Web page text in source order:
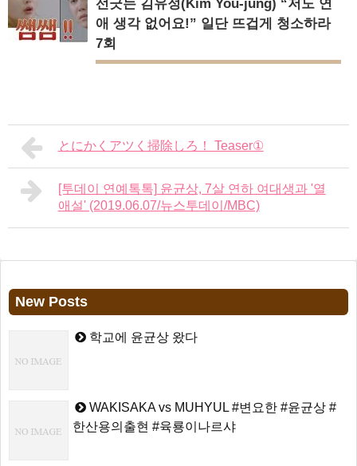
선긋는 김유정(Kim You-jung) “저도 연
애 생각 없어요!” 일단 뜨겁게 청소하라
7회
とにかくアツく掃除しろ！ Teaser①
[투데이 연예톡톡] 윤균상, 7살 연하 여대생과 '열
애설' (2019.06.07/뉴스투데이/MBC)
New Posts
학교에 윤균상 왔다
WAKISAKA vs MUHYUL #변요한 #윤균상 #
한산용의출현 #육룡이나르샤